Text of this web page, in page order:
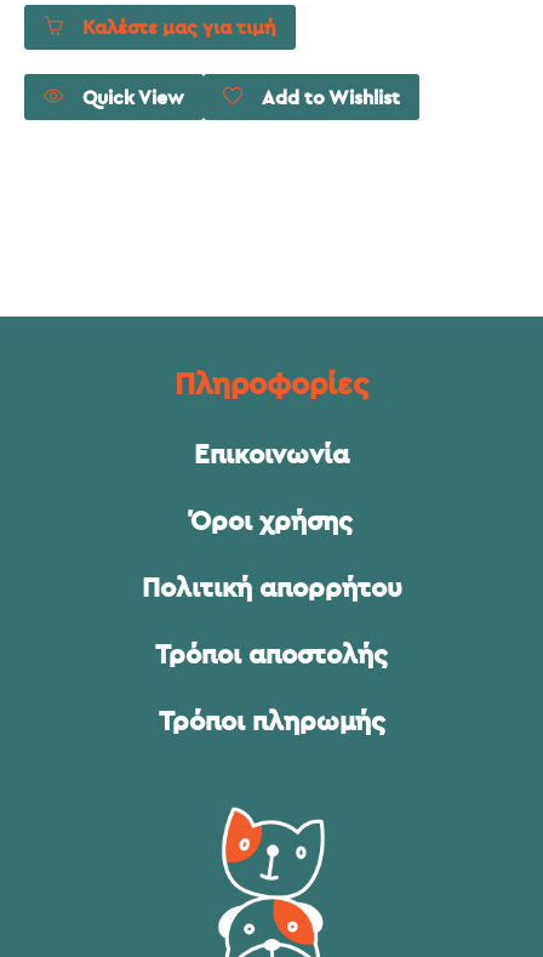
Καλέστε μας για τιμή
Quick View Add to Wishlist
Πληροφορίες
Επικοινωνία
Όροι χρήσης
Πολιτική απορρήτου
Τρόποι αποστολής
Τρόποι πληρωμής